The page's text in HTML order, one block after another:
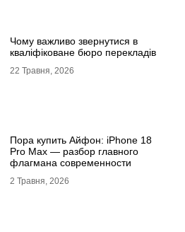
Чому важливо звернутися в
кваліфіковане бюро перекладів
22 Травня, 2026
Пора купить Айфон: iPhone 18
Pro Max — разбор главного
флагмана современности
2 Травня, 2026